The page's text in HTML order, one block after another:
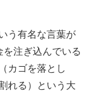
う有名な言葉が
注ぎ込んでいる
カゴを落とし
れる）という大